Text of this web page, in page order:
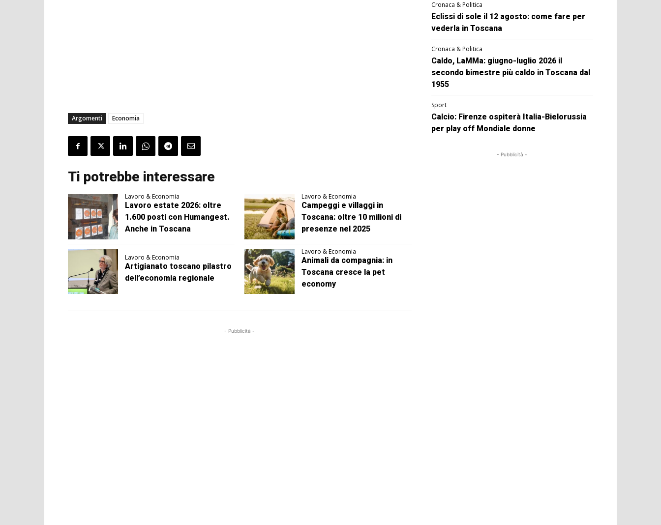
Argomenti Economia
Ti potrebbe interessare
Lavoro & Economia
Lavoro estate 2026: oltre
1.600 posti con Humangest.
Anche in Toscana
Lavoro & Economia
Campeggi e villaggi in
Toscana: oltre 10 milioni di
presenze nel 2025
Lavoro & Economia
Artigianato toscano pilastro
dell’economia regionale
Lavoro & Economia
Animali da compagnia: in
Toscana cresce la pet
economy
- Pubblicità -
Cronaca & Politica
Eclissi di sole il 12 agosto: come fare per
vederla in Toscana
Cronaca & Politica
Caldo, LaMMa: giugno-luglio 2026 il
secondo bimestre più caldo in Toscana dal
1955
Sport
Calcio: Firenze ospiterà Italia-Bielorussia
per play off Mondiale donne
- Pubblicità -